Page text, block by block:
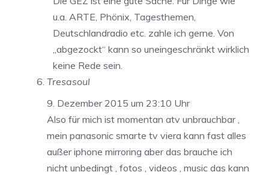
u.a. ARTE, Phönix, Tagesthemen,
Deutschlandradio etc. zahle ich gerne. Von
„abgezockt“ kann so uneingeschränkt wirklich
keine Rede sein.
Tresasoul
9. Dezember 2015 um 23:10 Uhr
Also für mich ist momentan atv unbrauchbar ,
mein panasonic smarte tv viera kann fast alles
außer iphone mirroring aber das brauche ich
nicht unbedingt , fotos , videos , music das kann